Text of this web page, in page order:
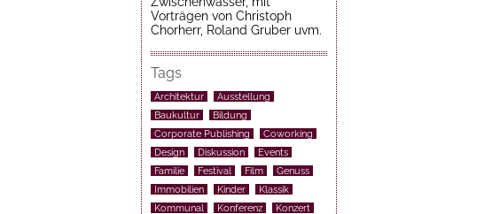
Vorträgen von Christoph
Chorherr, Roland Gruber uvm.
Tags
Architektur
Ausstellung
Baukultur
Bildung
Corporate Publishing
Coworking
Design
Diskussion
Events
Familie
Festival Film
Genuss
Immobilien
Kinder
Klassik
Kommunal
Konferenz
Konzert